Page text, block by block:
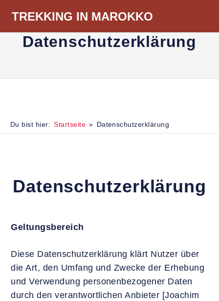
TREKKING IN MAROKKO
Datenschutzerklärung
Du bist hier: Startseite Datenschutzerklärung
Datenschutzerklärung
Geltungsbereich
Diese Datenschutzerklärung klärt Nutzer über
die Art, den Umfang und Zwecke der Erhebung
und Verwendung personenbezogener Daten
durch den verantwortlichen Anbieter [Joachim